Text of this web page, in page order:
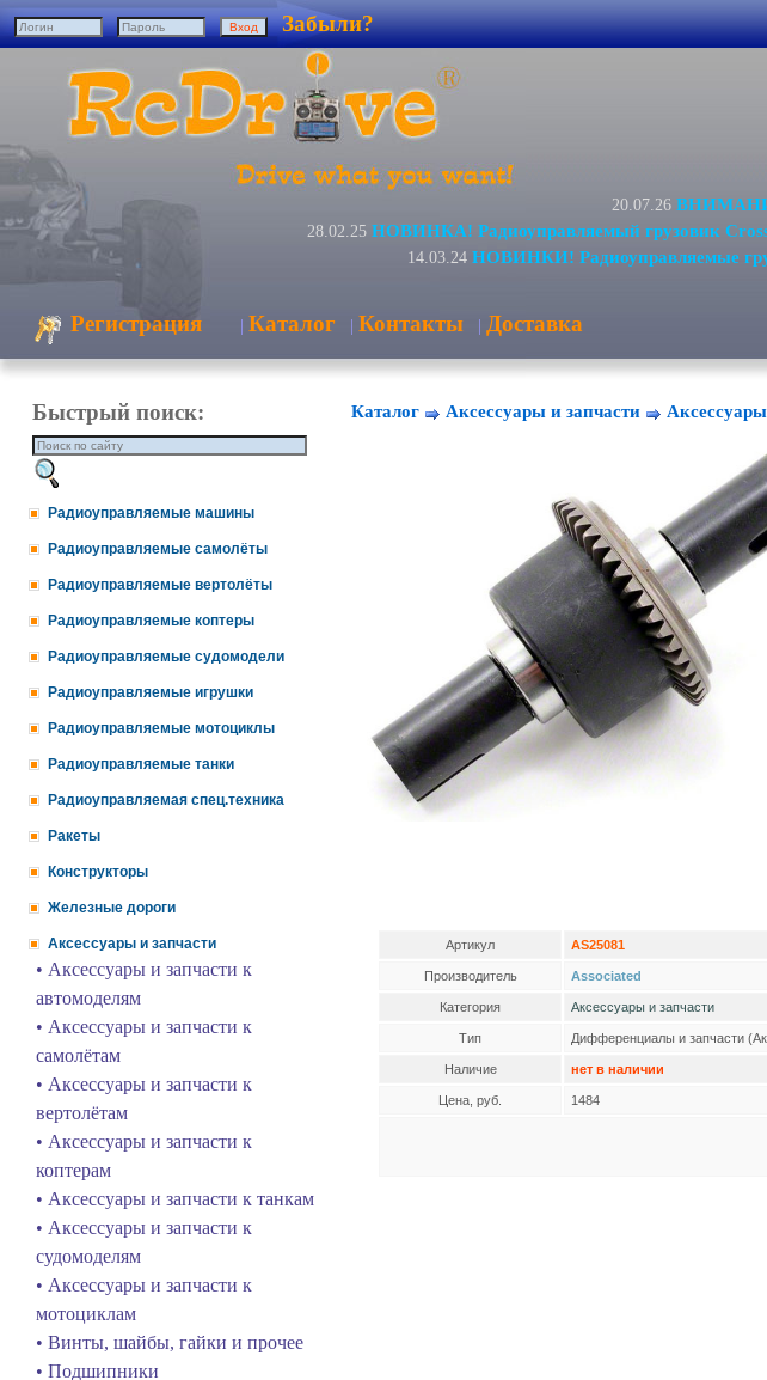
Забыли?
20.07.26
28.02.25 НОВИНКА! Радиоуправляемый грузовик
14.03.24 НОВИНКИ! Радиоуправляемые
Регистрация | Каталог | Контакты | Доставка
Быстрый поиск:
Радиоуправляемые машины
Радиоуправляемые самолёты
Радиоуправляемые вертолёты
Радиоуправляемые коптеры
Радиоуправляемые судомодели
Радиоуправляемые игрушки
Радиоуправляемые мотоциклы
Радиоуправляемые танки
Радиоуправляемая спец.техника
Ракеты
Конструкторы
Железные дороги
Аксессуары и запчасти
• Аксессуары и запчасти к
автомоделям
• Аксессуары и запчасти к
самолётам
• Аксессуары и запчасти к
вертолётам
• Аксессуары и запчасти к
коптерам
• Аксессуары и запчасти к танкам
• Аксессуары и запчасти к
судомоделям
• Аксессуары и запчасти к
мотоциклам
• Винты, шайбы, гайки и прочее
• Подшипники
Каталог Аксессуары и запчасти
Артикул AS25081
Производитель Associated
Категория Аксессуары и запчасти
Тип Дифференциалы и запчасти
Наличие нет в наличии
Цена, руб. 1484